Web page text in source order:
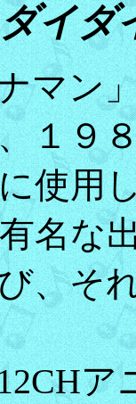
イダ
マン
１９
使用
名な
、そ